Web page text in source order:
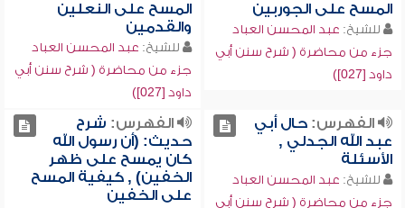
المسح على الجوربين
للشيخ: عبد المحسن العباد
جزء من محاضرة ( شرح سنن أبي
داود [027])
المسح على النعلين
والقدمين
للشيخ: عبد المحسن العباد
جزء من محاضرة ( شرح سنن أبي
داود [027])
الفهرس:حال أبي
عبد الله الجدلي ,
الأسئلة
للشيخ: عبد المحسن العباد
جزء من محاضرة ( شرح سنن أبي
الفهرس: شرح
حديث: (أن رسول الله
كان يمسح على ظهر
الخفين) , كيفية المسح
على الخفين